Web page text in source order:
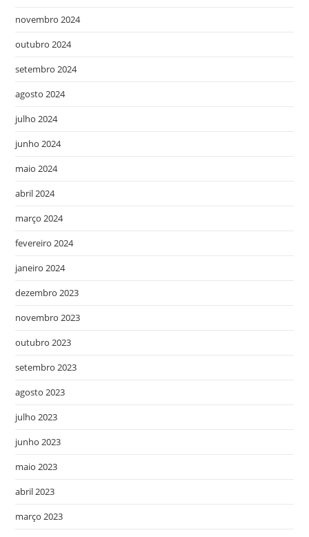
novembro 2024
outubro 2024
setembro 2024
agosto 2024
julho 2024
junho 2024
maio 2024
abril 2024
março 2024
fevereiro 2024
janeiro 2024
dezembro 2023
novembro 2023
outubro 2023
setembro 2023
agosto 2023
julho 2023
junho 2023
maio 2023
abril 2023
março 2023